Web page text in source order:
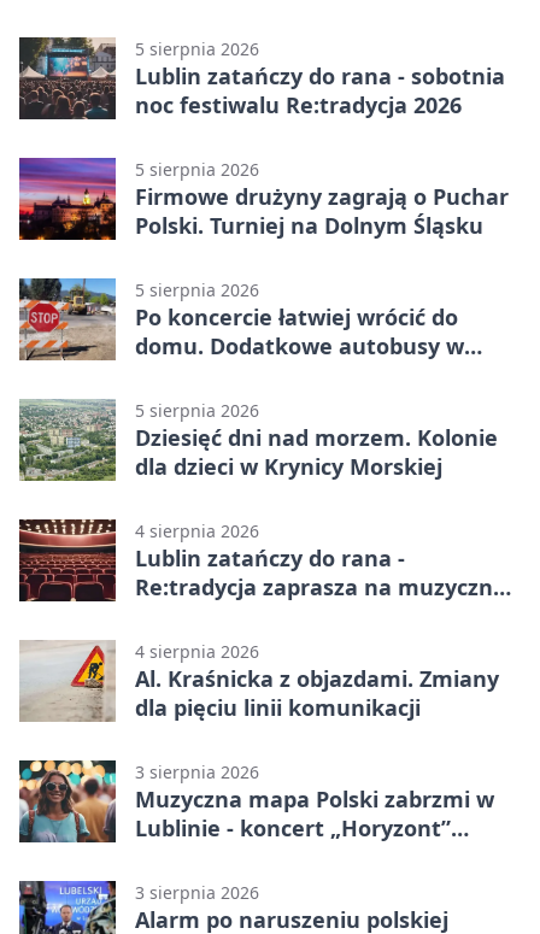
5 sierpnia 2026
Lublin zatańczy do rana - sobotnia
noc festiwalu Re:tradycja 2026
5 sierpnia 2026
Firmowe drużyny zagrają o Puchar
Polski. Turniej na Dolnym Śląsku
5 sierpnia 2026
Po koncercie łatwiej wrócić do
domu. Dodatkowe autobusy w
5 sierpnia 2026
Dziesięć dni nad morzem. Kolonie
dla dzieci w Krynicy Morskiej
4 sierpnia 2026
Lublin zatańczy do rana -
Re:tradycja zaprasza na muzyczną
4 sierpnia 2026
Al. Kraśnicka z objazdami. Zmiany
dla pięciu linii komunikacji
3 sierpnia 2026
Muzyczna mapa Polski zabrzmi w
Lublinie - koncert „Horyzont”
3 sierpnia 2026
Alarm po naruszeniu polskiej